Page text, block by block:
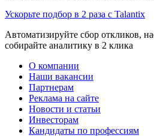
Ускорьте подбор в 2 раза с Talantix
Автоматизируйте сбор откликов,
собирайте аналитику в 2 клика
О компании
Наши вакансии
Партнерам
Реклама на сайте
Новости и статьи
Инвесторам
Кандидаты по профессиям